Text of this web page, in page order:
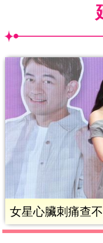
女星心臟刺痛查